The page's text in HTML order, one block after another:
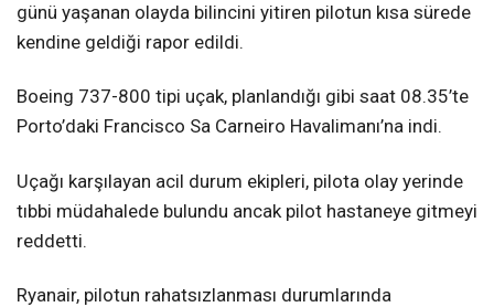
günü yaşanan olayda bilincini yitiren pilotun kısa sürede
kendine geldiği rapor edildi.
Boeing 737-800 tipi uçak, planlandığı gibi saat 08.35’te
Porto’daki Francisco Sa Carneiro Havalimanı’na indi.
Uçağı karşılayan acil durum ekipleri, pilota olay yerinde
tıbbi müdahalede bulundu ancak pilot hastaneye gitmeyi
reddetti.
Ryanair, pilotun rahatsızlanması durumlarında